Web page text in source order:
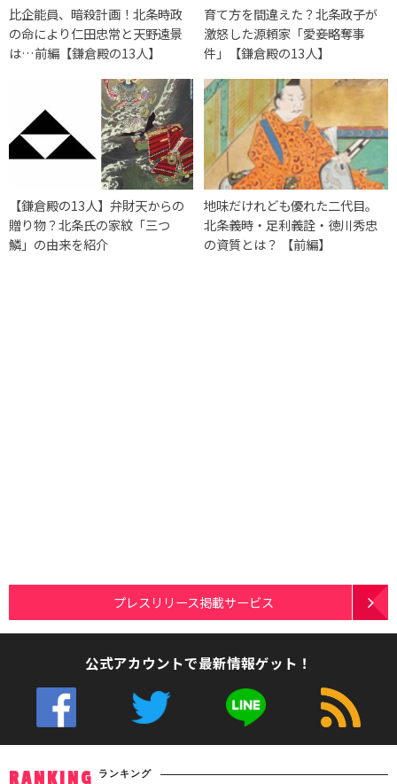
比企能員、暗殺計画！北条時政
の命により仁田忠常と天野遠景
は…前編【鎌倉殿の13人】
育て方を間違えた？北条政子が
激怒した源頼家「愛妾略奪事
件」【鎌倉殿の13人】
【鎌倉殿の13人】弁財天からの
贈り物？北条氏の家紋「三つ
鱗」の由来を紹介
地味だけれども優れた二代目。
北条義時・足利義詮・徳川秀忠
の資質とは？ 【前編】
プレスリリース掲載サービス
公式アカウントで最新情報ゲット！
RANKING ランキング